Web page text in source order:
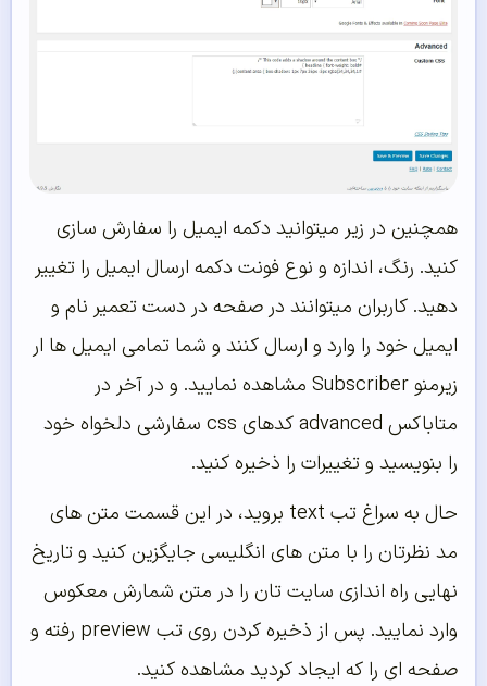
همچنین در زیر میتوانید دکمه ایمیل را سفارش سازی
کنید. رنگ، اندازه و نوع فونت دکمه ارسال ایمیل را تغییر
دهید. کاربران میتوانند در صفحه در دست تعمیر نام و
ایمیل خود را وارد و ارسال کنند و شما تمامی ایمیل ها ار
زیرمنو Subscriber مشاهده نمایید. و در آخر در
متاباکس advanced کدهای css سفارشی دلخواه خود
را بنویسید و تغییرات را ذخیره کنید.
حال به سراغ تب text بروید، در این قسمت متن های
مد نظرتان را با متن های انگلیسی جایگزین کنید و تاریخ
نهایی راه اندازی سایت تان را در متن شمارش معکوس
وارد نمایید. پس از ذخیره کردن روی تب preview رفته و
صفحه ای را که ایجاد کردید مشاهده کنید.